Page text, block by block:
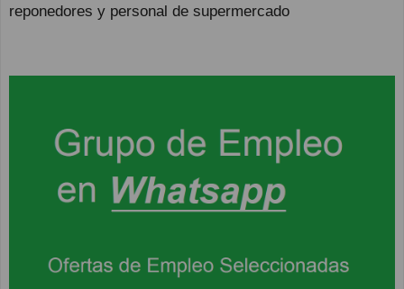
reponedores y personal de supermercado